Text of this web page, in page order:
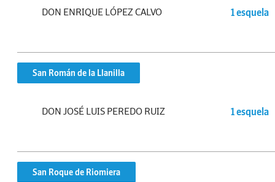
DON ENRIQUE LÓPEZ CALVO 1 esquela
San Román de la Llanilla
DON JOSÉ LUIS PEREDO RUIZ 1 esquela
San Roque de Riomiera